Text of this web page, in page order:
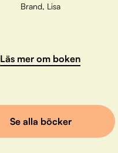
Brand, Lisa
Läs mer om boken
Se alla böcker